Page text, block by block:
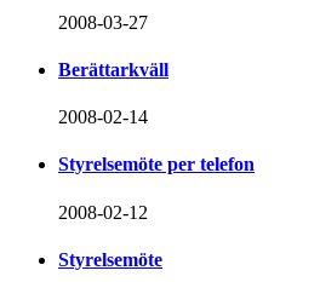
2008-03-27
Berättarkväll
2008-02-14
Styrelsemöte per telefon
2008-02-12
Styrelsemöte